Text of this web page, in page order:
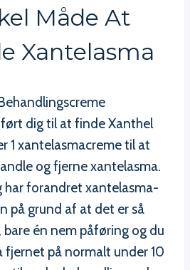
Måde At
Xantelasma
dig til at finde Xanthel
1 xantelasmacreme til at
og fjerne xantelasma.
har forandret xantelasma-
på grund af at det er så
én nem påføring og du
fjernet på normalt under 10